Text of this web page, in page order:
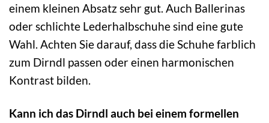
einem kleinen Absatz sehr gut. Auch Ballerinas
oder schlichte Lederhalbschuhe sind eine gute
Wahl. Achten Sie darauf, dass die Schuhe farblich
zum Dirndl passen oder einen harmonischen
Kontrast bilden.
Kann ich das Dirndl auch bei einem formellen